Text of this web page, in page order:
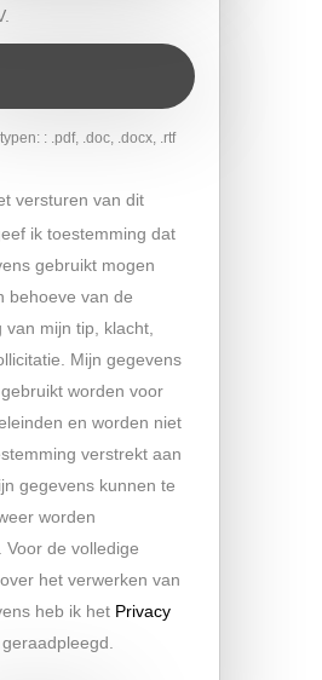
: .pdf, .doc, .docx, .rtf
versturen van dit
ik toestemming dat
gebruikt mogen
behoeve van de
van mijn tip, klacht,
Mijn gegevens
worden voor
en worden niet
verstrekt aan
gegevens kunnen te
worden
Voor de volledige
het verwerken van
heb ik het Privacy
geraadpleegd.